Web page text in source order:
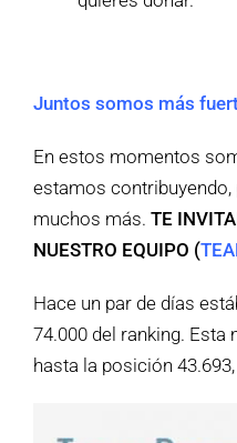
Juntos somos más
En estos momentos
estamos
muchos más. TE
NUESTRO EQUIPO (
Hace un par de días
74.000 del ranking. Esta
hasta la posición